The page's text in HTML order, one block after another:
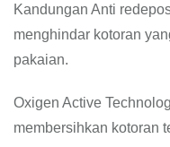
Kandungan Anti
menghindar kotoran
pakaian.
Oxigen Active
membersihkan kotoran